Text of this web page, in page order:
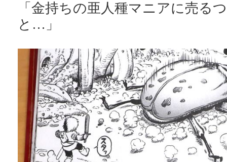
「金持ちの亜人種マニアに売る
と…」